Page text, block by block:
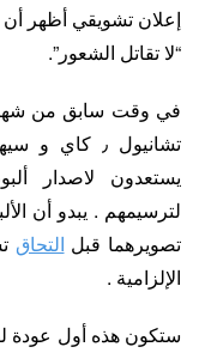
“لا تقاتل الشعور”.
تشانيول ٫ كاي و سيهون عبر فيديو
يستعدون لاصدار
لترسيمهم . يبدو أن
تصويرهما قبل التحاق
الإلزامية .